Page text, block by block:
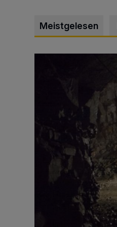
Meistgelesen